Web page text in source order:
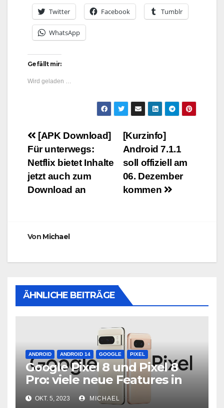
Twitter Facebook Tumblr
WhatsApp
Gefällt mir:
Wird geladen …
Beitragsnavigation
[Kurzinfo]
Android 7.1.1
soll offiziell am
06. Dezember
kommen
[APK Download]
Für unterwegs:
Netflix bietet Inhalte
jetzt auch zum
Download an
Von Michael
ÄHNLICHE BEITRÄGE
ANDROID ANDROID 14 GOOGLE PIXEL
Google Pixel 8 und Pixel 8
Pro: viele neue Features in
neuer Hardware
OKT. 5, 2023 MICHAEL